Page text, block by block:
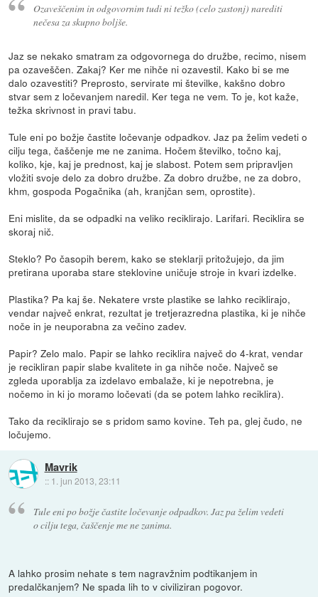
Ozaveščenim in odgovornim tudi ni težko (celo zastonj) narediti
nečesa za skupno boljše.
Jaz se nekako smatram za odgovornega do družbe, recimo, nisem
pa ozaveščen. Zakaj? Ker me nihče ni ozavestil. Kako bi se me
dalo ozavestiti? Preprosto, servirate mi številke, kakšno dobro
stvar sem z ločevanjem naredil. Ker tega ne vem. To je, kot kaže,
težka skrivnost in pravi tabu.
Tule eni po božje častite ločevanje odpadkov. Jaz pa želim vedeti o
cilju tega, čaščenje me ne zanima. Hočem številko, točno kaj,
koliko, kje, kaj je prednost, kaj je slabost. Potem sem pripravljen
vložiti svoje delo za dobro družbe. Za dobro družbe, ne za dobro,
khm, gospoda Pogačnika (ah, kranjčan sem, oprostite).
Eni mislite, da se odpadki na veliko reciklirajo. Larifari. Reciklira se
skoraj nič.
Steklo? Po časopih berem, kako se steklarji pritožujejo, da jim
pretirana uporaba stare steklovine uničuje stroje in kvari izdelke.
Plastika? Pa kaj še. Nekatere vrste plastike se lahko reciklirajo,
vendar največ enkrat, rezultat je tretjerazredna plastika, ki je nihče
noče in je neuporabna za večino zadev.
Papir? Zelo malo. Papir se lahko reciklira največ do 4-krat, vendar
je recikliran papir slabe kvalitete in ga nihče noče. Največ se
zgleda uporablja za izdelavo embalaže, ki je nepotrebna, je
nočemo in ki jo moramo ločevati (da se potem lahko reciklira).
Tako da reciklirajo se s pridom samo kovine. Teh pa, glej čudo, ne
ločujemo.
Mavrik
:: 1. jun 2013, 23:11
Tule eni po božje častite ločevanje odpadkov. Jaz pa želim vedeti
o cilju tega, čaščenje me ne zanima.
A lahko prosim nehate s tem nagravžnim podtikanjem in
predalčkanjem? Ne spada lih to v civiliziran pogovor.